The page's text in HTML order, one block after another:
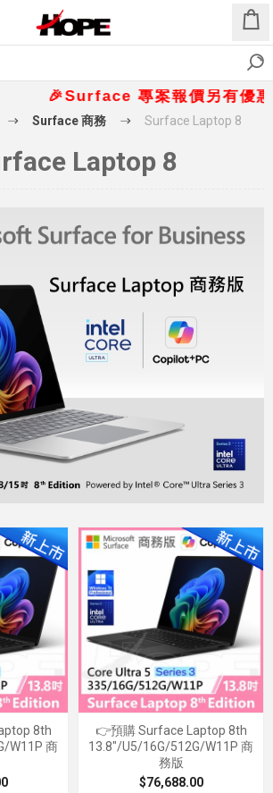
🎉Surface 專案報價另有優
Surface 商務 Surface Laptop 8
Laptop 8
8th
W11P 商
👉預購 Surface Laptop 8th
13.8"/U5/16G/512G/W11P 商
務版
$76,688.00